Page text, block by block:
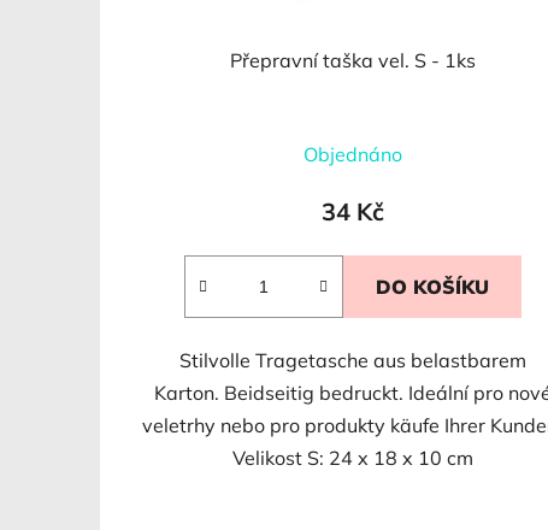
Přepravní taška vel. S - 1ks
Objednáno
34 Kč
DO KOŠÍKU
Stilvolle Tragetasche aus belastbarem
Karton. Beidseitig bedruckt. Ideální pro
veletrhy nebo pro produkty käufe Ihrer
Velikost S: 24 x 18 x 10 cm